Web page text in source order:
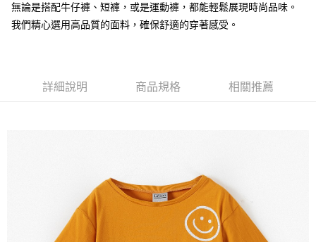
帳／街口支付／iPASS MONEY」等通路繳費。
2.基於同意付款使用「大哥付你分期」之契約關係目的，商店將以您的個人
7-11取貨付款
每筆NT$60，滿NT$1,500(含以上)免運費
無論是搭配牛仔褲、短褲，或是運動褲，都能輕鬆展現時尚品味。
我們精心選用高品質的面料，確保舒適的穿著感受。
詳細說明 商品規格 相關推薦